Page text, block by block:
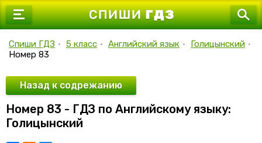
7 класс
9 класс
10 класс
11 класс
Спиши ГДЗ • 5 класс • Английский язык • Голицынский •
Номер 83
Назад к содрежанию
Номер 83 - ГДЗ по Английскому языку:
Голицынский